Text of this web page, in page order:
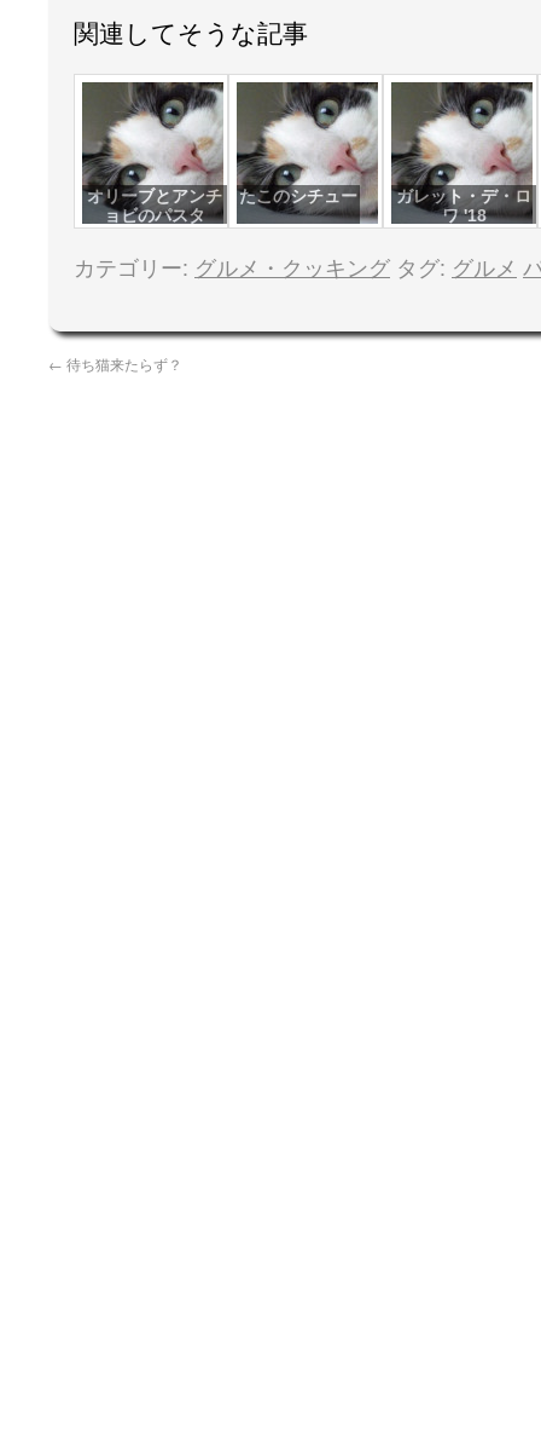
関連してそうな記事
オリーブとアンチ
ョビのパスタ
たこのシチュー
ガレット・デ・ロ
ワ '18
カテゴリー: グルメ・クッキング タグ: グルメ
← 待ち猫来たらず？